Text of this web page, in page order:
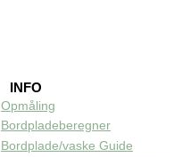
INFO
Opmåling
Bordpladeberegner
Bordplade/vaske Guide